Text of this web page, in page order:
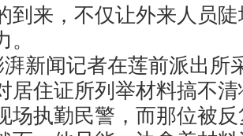
到来，不仅让外来人员
新闻记者在莲前派出所
居住证所列举材料搞不
场执勤民警，而那位被